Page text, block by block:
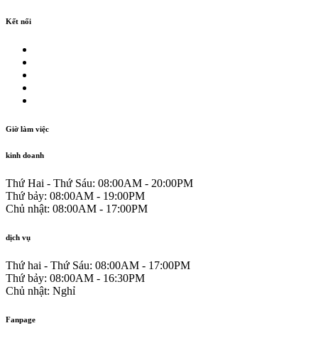
Kết nối
Giờ làm việc
kinh doanh
Thứ Hai - Thứ Sáu: 08:00AM - 20:00PM
Thứ bảy: 08:00AM - 19:00PM
Chủ nhật: 08:00AM - 17:00PM
dịch vụ
Thứ hai - Thứ Sáu: 08:00AM - 17:00PM
Thứ bảy: 08:00AM - 16:30PM
Chủ nhật: Nghỉ
Fanpage